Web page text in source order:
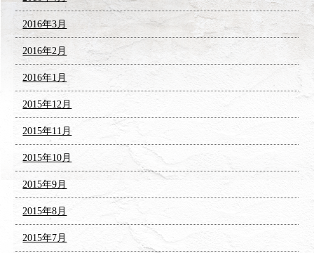
2016年3月
2016年2月
2016年1月
2015年12月
2015年11月
2015年10月
2015年9月
2015年8月
2015年7月